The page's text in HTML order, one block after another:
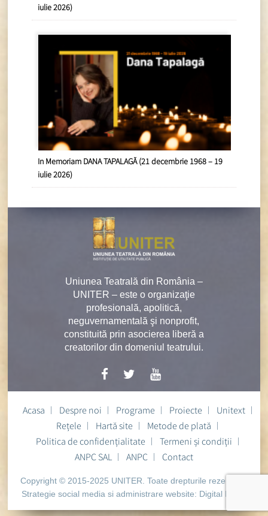
iulie 2026)
In Memoriam DANA TAPALAGĂ (21 decembrie 1968 – 19
iulie 2026)
Uniunea Teatrală din România –
UNITER – este o organizaţie
profesională, apolitică,
neguvernamentală şi nonprofit,
constituită prin asocierea liberă a
creatorilor din domeniul teatrului.
Acasa Despre noi Programe Proiecte
Unitext
Rețele
Hartă site
Metode de plată
Politica de confidențialitate
Termeni și condiții
ANPC SAL
ANPC Contact
Copyright © 2015-2025 UNITER. Toate drepturile rezervate.
Strategie social media si administrare website: Digital Heart